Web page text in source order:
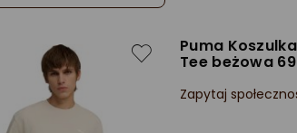
Puma
Tee beżowa
Zapytaj